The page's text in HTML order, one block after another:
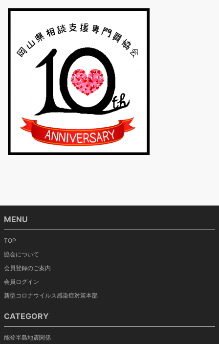
MENU
TOP
協会について
会員登録のご案内
会員ログイン
新型コロナウイルス感染症対策本部
CATEGORY
能登半島地震関係